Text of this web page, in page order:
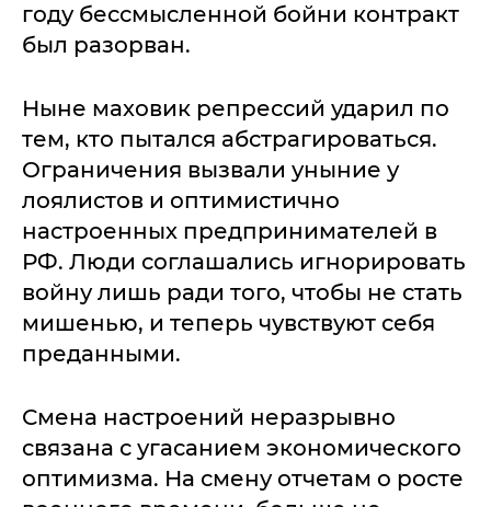
году бессмысленной бойни контракт
был разорван.
Ныне маховик репрессий ударил по
тем, кто пытался абстрагироваться.
Ограничения вызвали уныние у
лоялистов и оптимистично
настроенных предпринимателей в
РФ. Люди соглашались игнорировать
войну лишь ради того, чтобы не стать
мишенью, и теперь чувствуют себя
преданными.
Смена настроений неразрывно
связана с угасанием экономического
оптимизма. На смену отчетам о росте